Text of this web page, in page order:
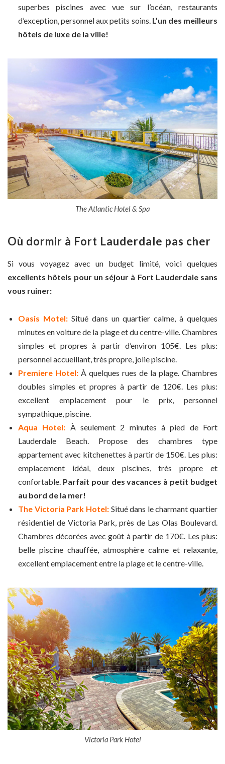
superbes piscines avec vue sur l’océan, restaurants
d’exception, personnel aux petits soins. L’un des meilleurs
hôtels de luxe de la ville!
The Atlantic Hotel & Spa
Où dormir à Fort Lauderdale pas cher
Si vous voyagez avec un budget limité, voici quelques
excellents hôtels pour un séjour à Fort Lauderdale sans
vous ruiner:
Oasis Motel:Situé dans un quartier calme, à quelques
minutes en voiture de la plage et du centre-ville. Chambres
simples et propres à partir d’environ 105€. Les plus:
personnel accueillant, très propre, jolie piscine.
Premiere Hotel: À quelques rues de la plage. Chambres
doubles simples et propres à partir de 120€. Les plus:
excellent emplacement pour le prix, personnel
sympathique, piscine.
Aqua Hotel: À seulement 2 minutes à pied de Fort
Lauderdale Beach. Propose des chambres type
appartement avec kitchenettes à partir de 150€. Les plus:
emplacement idéal, deux piscines, très propre et
confortable. Parfait pour des vacances à petit budget
au bord de la mer!
The Victoria Park Hotel:Situé dans le charmant quartier
résidentiel de Victoria Park, près de Las Olas Boulevard.
Chambres décorées avec goût à partir de 170€. Les plus:
belle piscine chauffée, atmosphère calme et relaxante,
excellent emplacement entre la plage et le centre-ville.
Victoria Park Hotel